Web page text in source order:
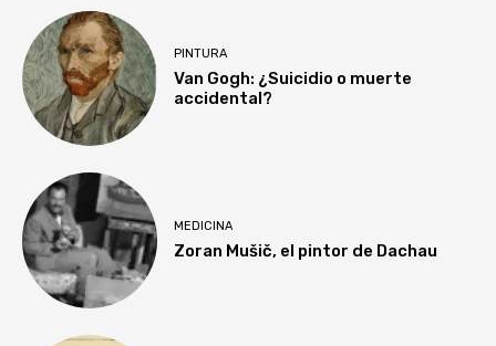
PINTURA
Van Gogh: ¿Suicidio o muerte
accidental?
MEDICINA
Zoran Mušič, el pintor de Dachau